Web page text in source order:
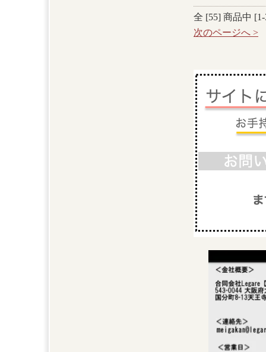
全 [55] 商品中 [1-
次のページへ >